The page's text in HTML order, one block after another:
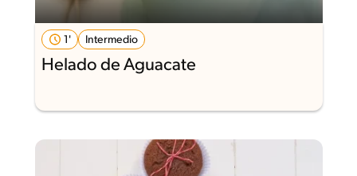
1' Intermedio
Helado de Aguacate